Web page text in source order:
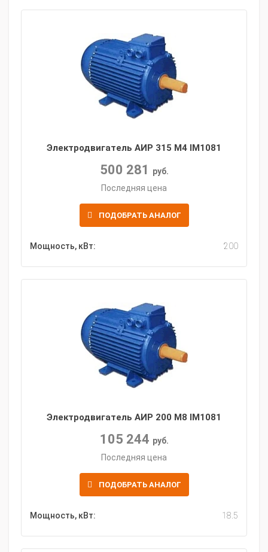
Электродвигатель АИР 315 M4 IM1081
500 281
руб.
Последняя цена
ПОДОБРАТЬ АНАЛОГ
Мощность, кВт: 200
Электродвигатель АИР 200 M8 IM1081
105 244 руб.
Последняя цена
ПОДОБРАТЬ АНАЛОГ
Мощность, кВт: 18.5